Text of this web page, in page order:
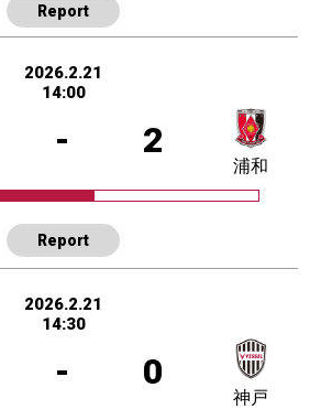
Report
2026.2.21
14:00
- 2
浦和
Report
2026.2.21
14:30
- 0
神戸